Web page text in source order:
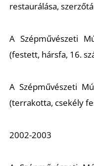
restaurálása,
A Szépművészeti
(festett, hársfa, 16.
A Szépművészeti
(terrakotta, csekély
2002-2003